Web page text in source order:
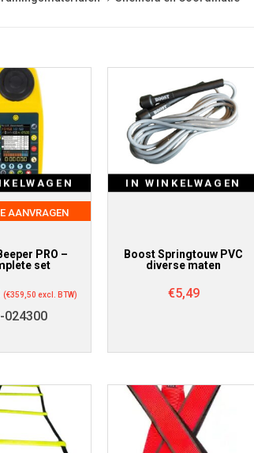
AANVRAGEN
PRO –
set
(€359,50 excl. BTW)
024300
IN WINKELWAGEN
Boost Springtouw PVC
diverse maten
€5,49